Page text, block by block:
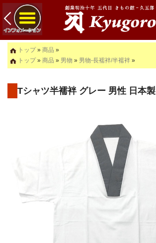
トップ» 商品 »
トップ» 商品 » 男物 » 男物-長襦袢/半襦袢 »
Tシャツ半襦袢 グレー 男性 日本製